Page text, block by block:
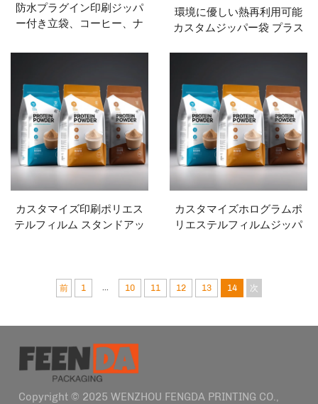
防水プラグイン印刷ジッパ
ー付き立袋、コーヒー、ナ
ンディ粉末、食品包装用
環境に優しい熱再利用可能
カスタムジッパー袋 プラス
カスタマイズ印刷ポリエス
テルフィルム スタンドアッ
カスタマイズホログラムポ
リエステルフィルムジッパ
前 1 10 11 12 13 14 次
Copyright © 2025 WENZHOU FENGDA PRINTING CO.,